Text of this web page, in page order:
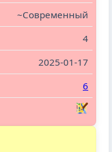
~Современный
4
2025-01-17
6